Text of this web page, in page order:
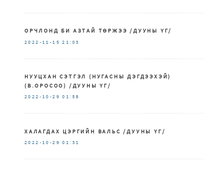
ОРЧЛОНД БИ АЗТАЙ ТӨРЖЭЭ /ДУУНЫ ҮГ/
2022-11-15 21:03
НУУЦХАН СЭТГЭЛ (НУГАСНЫ ДЭГДЭЭХЭЙ)
(В.ОРОСОО) /ДУУНЫ ҮГ/
2022-10-29 01:58
ХАЛАГДАХ ЦЭРГИЙН ВАЛЬС /ДУУНЫ ҮГ/
2022-10-29 01:31